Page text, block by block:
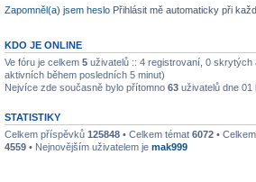
Zapomněl(a) jsem heslo Přihlásit mě automaticky při
KDO JE ONLINE
Ve fóru je celkem 5 uživatelů :: 4 registrovaní, 0
aktivních během posledních 5 minut)
Nejvíce zde současně bylo přítomno 63 uživatelů dne 01
STATISTIKY
Celkem příspěvků 125848 • Celkem témat 6072 •
4559 • Nejnovějším uživatelem je mak999